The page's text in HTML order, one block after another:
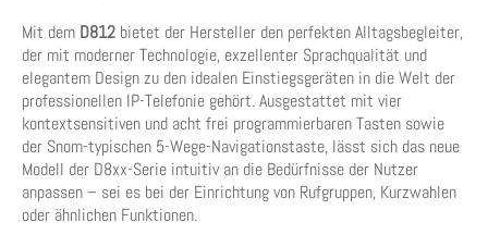
Mit dem D812 bietet der Hersteller den perfekten Alltagsbegleiter,
der mit moderner Technologie, exzellenter Sprachqualität und
elegantem Design zu den idealen Einstiegsgeräten in die Welt der
professionellen IP-Telefonie gehört. Ausgestattet mit vier
kontextsensitiven und acht frei programmierbaren Tasten sowie
der Snom-typischen 5-Wege-Navigationstaste, lässt sich das neue
Modell der D8xx-Serie intuitiv an die Bedürfnisse der Nutzer
anpassen – sei es bei der Einrichtung von Rufgruppen, Kurzwahlen
oder ähnlichen Funktionen.